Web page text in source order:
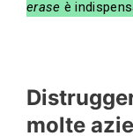
erase è
molte